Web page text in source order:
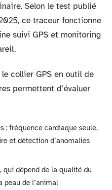
Selon le test publié
ce traceur fonctionne
suivi GPS et monitoring
collier GPS en outil de
permettent d’évaluer
: fréquence cardiaque seule,
et détection d’anomalies
dépend de la qualité du
de l’animal